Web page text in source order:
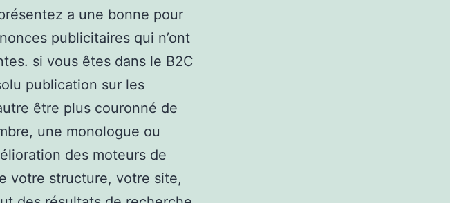
a une bonne pour
publicitaires qui n’ont
si vous êtes dans le B2C
publication sur les
être plus couronné de
une monologue ou
des moteurs de
votre structure, votre site,